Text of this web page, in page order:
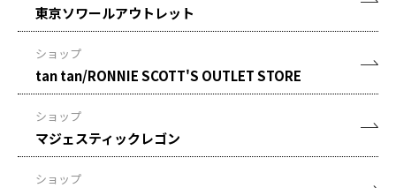
東京ソワールアウトレット
ショップ
tan tan/RONNIE SCOTT'S OUTLET STORE
ショップ
マジェスティックレゴン
ショップ